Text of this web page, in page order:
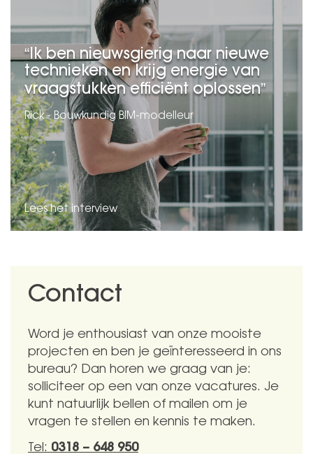
Ik ben nieuwsgierig naar nieuwe
technieken en krijg energie van
vraagstukken efficiënt oplossen
Rick - Bouwkundig BIM-modelleur
Lees het interview
Contact
Word je enthousiast van onze mooiste
projecten en ben je geïnteresseerd in ons
bureau? Dan horen we graag van je:
solliciteer op een van onze vacatures. Je
kunt natuurlijk bellen of mailen om je
vragen te stellen en kennis te maken.
Tel: 0318 – 648 950